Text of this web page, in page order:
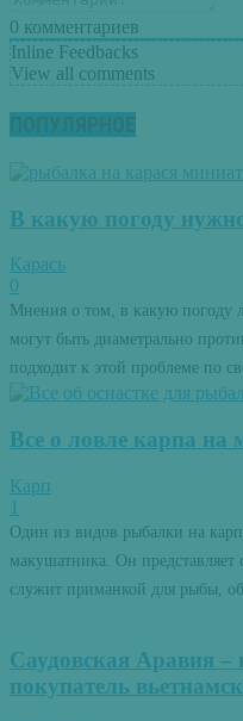
0 комментариев
Inline Feedbacks
View all comments
ПОПУЛЯРНОЕ
В какую погоду
Карась
0
Мнения о том, в какую погоду
могут быть диаметрально
подходит к этой проблеме по
Все о ловле карпа на
Карп
1
Один из видов рыбалки на
макушатника. Он
служит приманкой для рыбы,
Саудовская Аравия
покупатель